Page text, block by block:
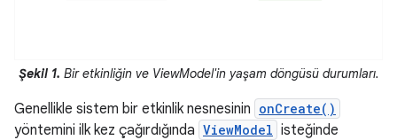
Şekil 1. Bir etkinliğin ve ViewModel'in yaşam döngüsü durumları.
Genellikle sistem bir etkinlik nesnesinin onCreate()
yöntemini ilk kez çağırdığında ViewModel isteğinde